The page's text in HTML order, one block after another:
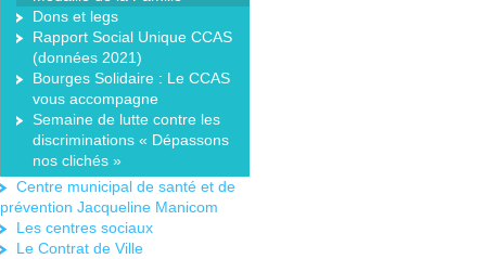
Dons et legs
Rapport Social Unique CCAS
(données 2021)
Bourges Solidaire : Le CCAS
vous accompagne
Semaine de lutte contre les
discriminations « Dépassons
nos clichés »
Centre municipal de santé et de
prévention Jacqueline Manicom
Les centres sociaux
Le Contrat de Ville